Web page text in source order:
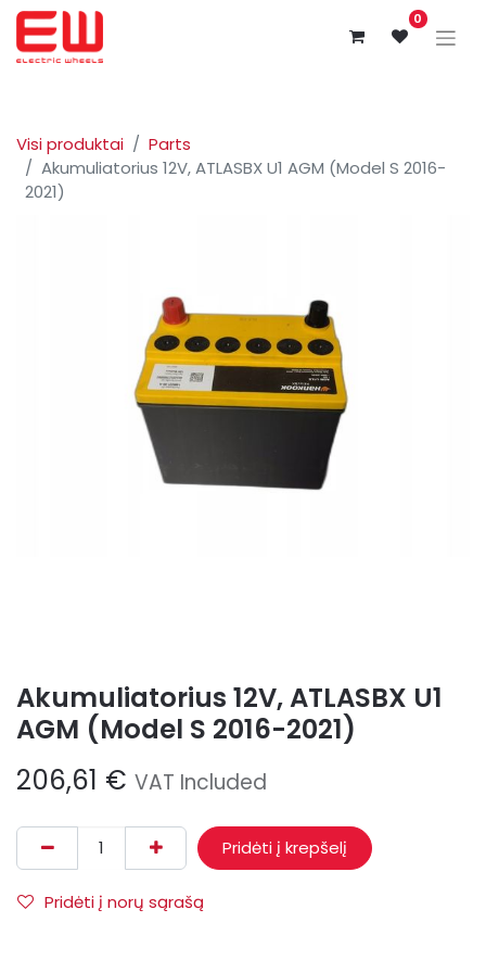
0
Visi produktai
Parts
Akumuliatorius 12V, ATLASBX U1 AGM (Model S 2016-
2021)
Akumuliatorius 12V, ATLASBX U1
AGM (Model S 2016-2021)
206,61 € VAT Included
Pridėti į krepšelį
Pridėti į norų sąrašą